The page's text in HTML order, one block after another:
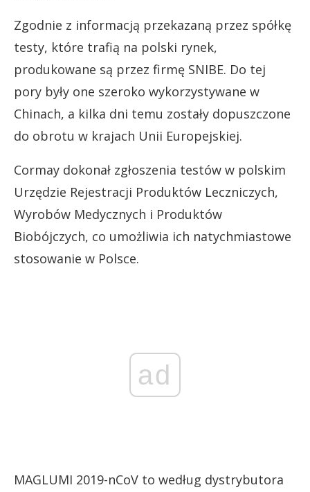
Zgodnie z informacją przekazaną przez spółkę
testy, które trafią na polski rynek,
produkowane są przez firmę SNIBE. Do tej
pory były one szeroko wykorzystywane w
Chinach, a kilka dni temu zostały dopuszczone
do obrotu w krajach Unii Europejskiej.
Cormay dokonał zgłoszenia testów w polskim
Urzędzie Rejestracji Produktów Leczniczych,
Wyrobów Medycznych i Produktów
Biobójczych, co umożliwia ich natychmiastowe
stosowanie w Polsce.
ad
MAGLUMI 2019-nCoV to według dystrybutora